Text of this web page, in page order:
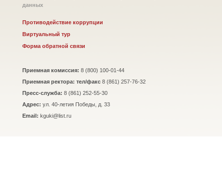
данных
Противодействие коррупции
Виртуальный тур
Форма обратной связи
Приемная комиссия: 8 (800) 100-01-44
Приемная ректора: тел/факс 8 (861) 257-76-32
Пресс-служба: 8 (861) 252-55-30
Адрес: ул. 40-летия Победы, д. 33
Email: kguki@list.ru